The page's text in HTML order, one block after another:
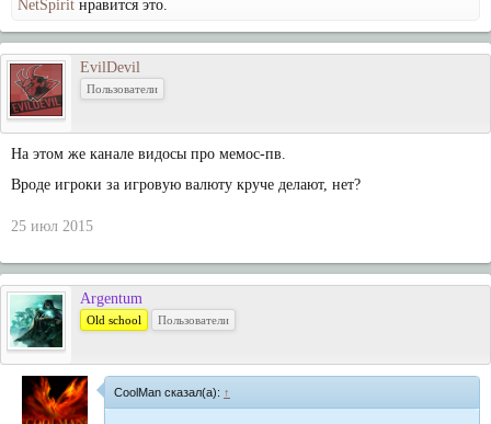
NetSpirit нравится это.
EvilDevil
Пользователи
На этом же канале видосы про мемос-пв.
Вроде игроки за игровую валюту круче делают, нет?
25 июл 2015
Argentum
Old school Пользователи
CoolMan сказал(а): ↑